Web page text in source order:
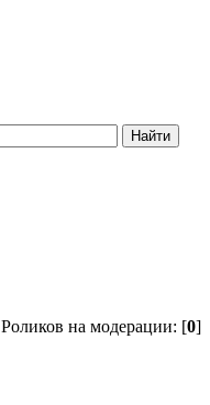
Роликов на модерации: [0]